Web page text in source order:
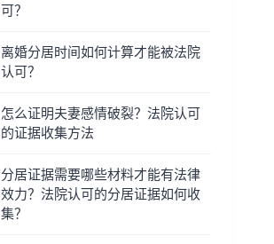
可？
离婚分居时间如何计算才能被法院
认可？
怎么证明夫妻感情破裂？法院认可
的证据收集方法
分居证据需要哪些材料才能有法律
效力？法院认可的分居证据如何收
集？